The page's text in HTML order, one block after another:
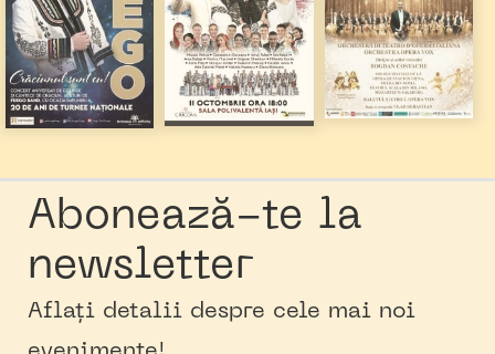
Abonează-te la
newsletter
Aflați detalii despre cele mai noi